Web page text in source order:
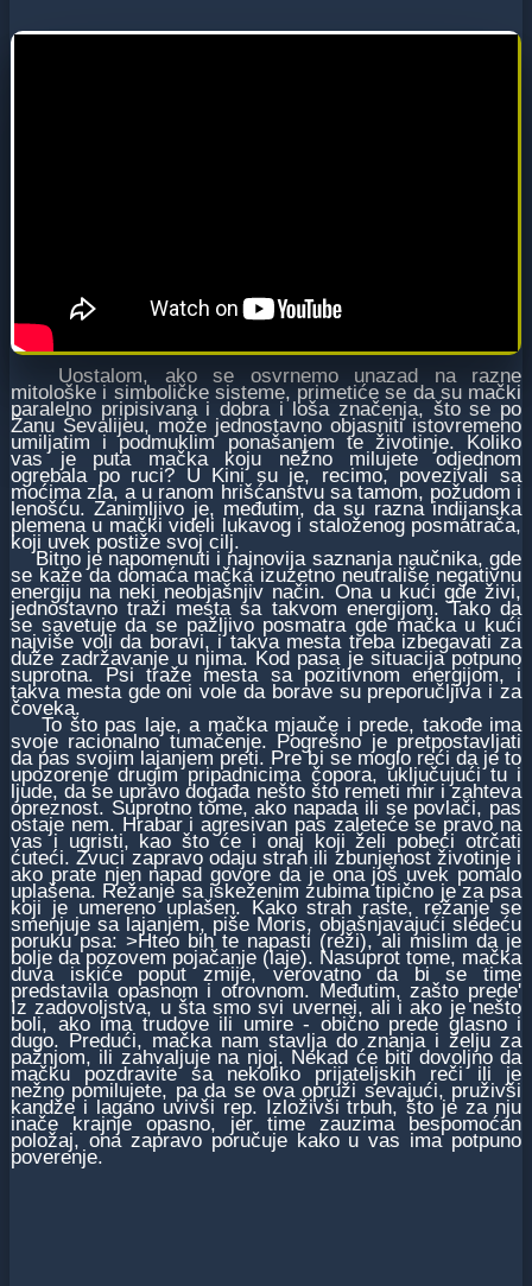
Uostalom, ako se osvrnemo unazad na razne
mitološke i simboličke sisteme, primetiće se da su mački
paralelno pripisivana i dobra i loša značenja, što se po
Žanu Ševalijeu, može jednostavno objasniti istovremeno
umiljatim i podmuklim ponašanjem te životinje. Koliko
vas je puta mačka koju nežno milujete odjednom
ogrebala po ruci? U Kini su je, recimo, povezivali sa
moćima zla, a u ranom hrišćanstvu sa tamom, požudom i
lenošću. Zanimljivo je, međutim, da su razna indijanska
plemena u mački videli lukavog i staloženog posmatrača,
koji uvek postiže svoj cilj.
Bitno je napomenuti i najnovija saznanja naučnika, gde
se kaže da domaća mačka izuzetno neutrališe negativnu
energiju na neki neobjašnjiv način. Ona u kući gde živi,
jednostavno traži mesta sa takvom energijom. Tako da
se savetuje da se pažljivo posmatra gde mačka u kući
najviše voli da boravi, i takva mesta treba izbegavati za
duže zadržavanje u njima. Kod pasa je situacija potpuno
suprotna. Psi traže mesta sa pozitivnom energijom, i
takva mesta gde oni vole da borave su preporučljiva i za
čoveka.
To što pas laje, a mačka mjauče i prede, takođe ima
svoje racionalno tumačenje. Pogrešno je pretpostavljati
da pas svojim lajanjem preti. Pre bi se moglo reći da je to
upozorenje drugim pripadnicima čopora, uključujući tu i
ljude, da se upravo događa nešto što remeti mir i zahteva
opreznost. Suprotno tome, ako napada ili se povlači, pas
ostaje nem. Hrabar i agresivan pas zaleteće se pravo na
vas i ugristi, kao što će i onaj koji želi pobeći otrčati
ćuteći. Zvuci zapravo odaju strah ili zbunjenost životinje i
ako prate njen napad govore da je ona još uvek pomalo
uplašena. Režanje sa iskeženim zubima tipično je za psa
koji je umereno uplašen. Kako strah raste, režanje se
smenjuje sa lajanjem, piše Moris, objašnjavajući sledeću
poruku psa: >Hteo bih te napasti (reži), ali mislim da je
bolje da pozovem pojačanje (laje). Nasuprot tome, mačka
duva iskiće poput zmije, verovatno da bi se time
predstavila opasnom i otrovnom. Međutim, zašto prede'
Iz zadovoljstva, u šta smo svi uvernei, ali i ako je nešto
boli, ako ima trudove ili umire - obično prede glasno i
dugo. Predući, mačka nam stavlja do znanja i želju za
pažnjom, ili zahvaljuje na njoj. Nekad će biti dovoljno da
mačku pozdravite sa nekoliko prijateljskih reči ili je
nežno pomilujete, pa da se ova opruži sevajući, pruživši
kandže i lagano uvivši rep. Izloživši trbuh, što je za nju
inače krajnje opasno, jer time zauzima bespomoćan
položaj, ona zapravo poručuje kako u vas ima potpuno
poverenje.